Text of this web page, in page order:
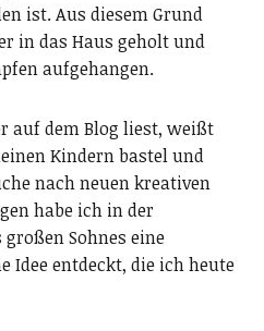
ist. Aus diesem Grund
in das Haus geholt und
aufgehangen.
auf dem Blog liest, weißt
Kindern bastel und
nach neuen kreativen
habe ich in der
Sohnes eine
Idee entdeckt, die ich heute